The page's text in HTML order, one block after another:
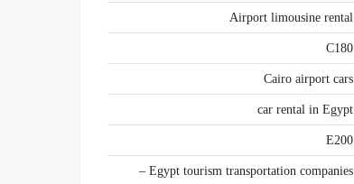
Airport limousine rental
C180
Cairo airport cars
car rental in Egypt
E200
Egypt tourism transportation companies –